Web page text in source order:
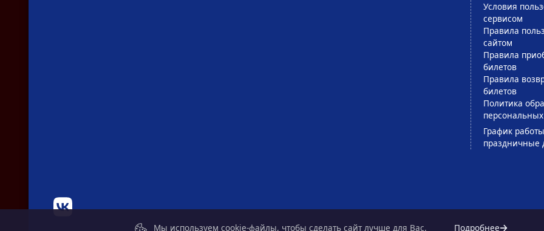
Условия
сервисом
Правила
сайтом
Правила
билетов
Правила
билетов
Политика
График
праздничные
Мы используем cookie-файлы, чтобы сделать сайт лучше для Вас. Подробнее